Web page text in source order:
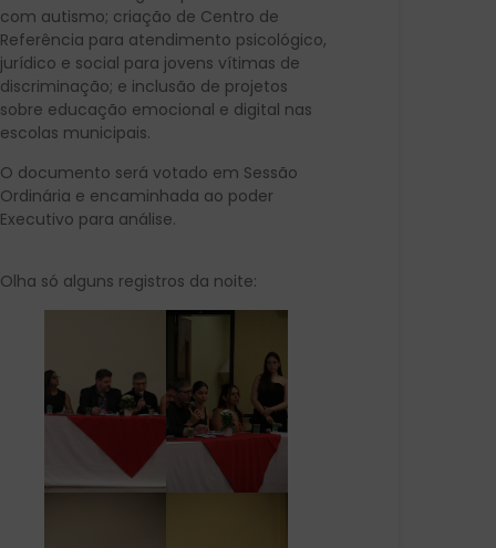
com autismo; criação de Centro de
Referência para atendimento psicológico,
jurídico e social para jovens vítimas de
discriminação; e inclusão de projetos
sobre educação emocional e digital nas
escolas municipais.
O documento será votado em Sessão
Ordinária e encaminhada ao poder
Executivo para análise.
Olha só alguns registros da noite: